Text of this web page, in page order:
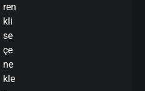
ren
kli
se
çe
ne
kle